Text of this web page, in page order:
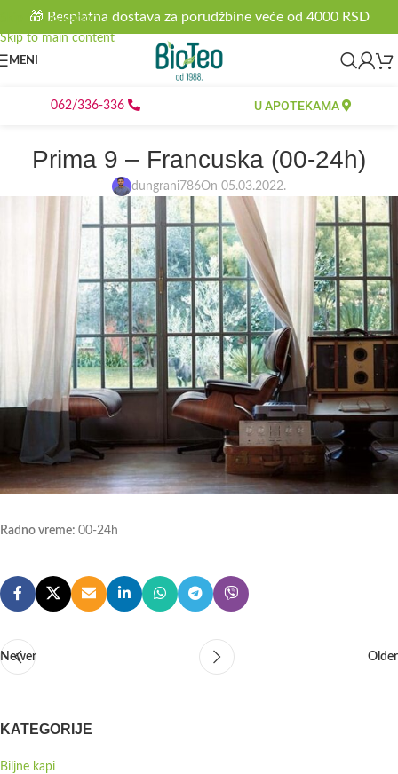
Skip to navigation
Skip to main content
🎁 Besplatna dostava za porudžbine veće od 4000 RSD
MENI
062/336-336 U APOTEKAMA
Prima 9 – Francuska (00-24h)
dungrani786On 05.03.2022.
Radno vreme: 00-24h
Newer Older
KATEGORIJE
Biljne kapi